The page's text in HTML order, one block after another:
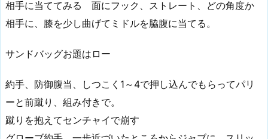
相手に当ててみる 面にフック、ストレート、どの角度か
相手に、膝を少し曲げてミドルを脇腹に当てる。
サンドバッグお題はロー
約手、防御腹当、しつこく1～4で押し込んでもらってパリ
ーと前蹴り、組み付きで。
蹴りを抱えてセンチャイで崩す